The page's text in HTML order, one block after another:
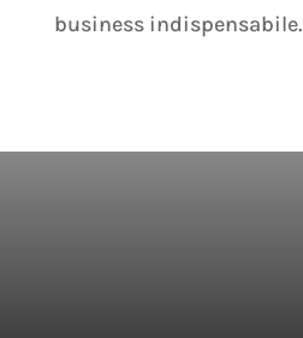
business indispensabile.